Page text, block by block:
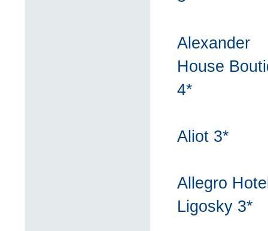
Alexander
House
4*
Aliot 3*
Allegro
Ligosky 3*